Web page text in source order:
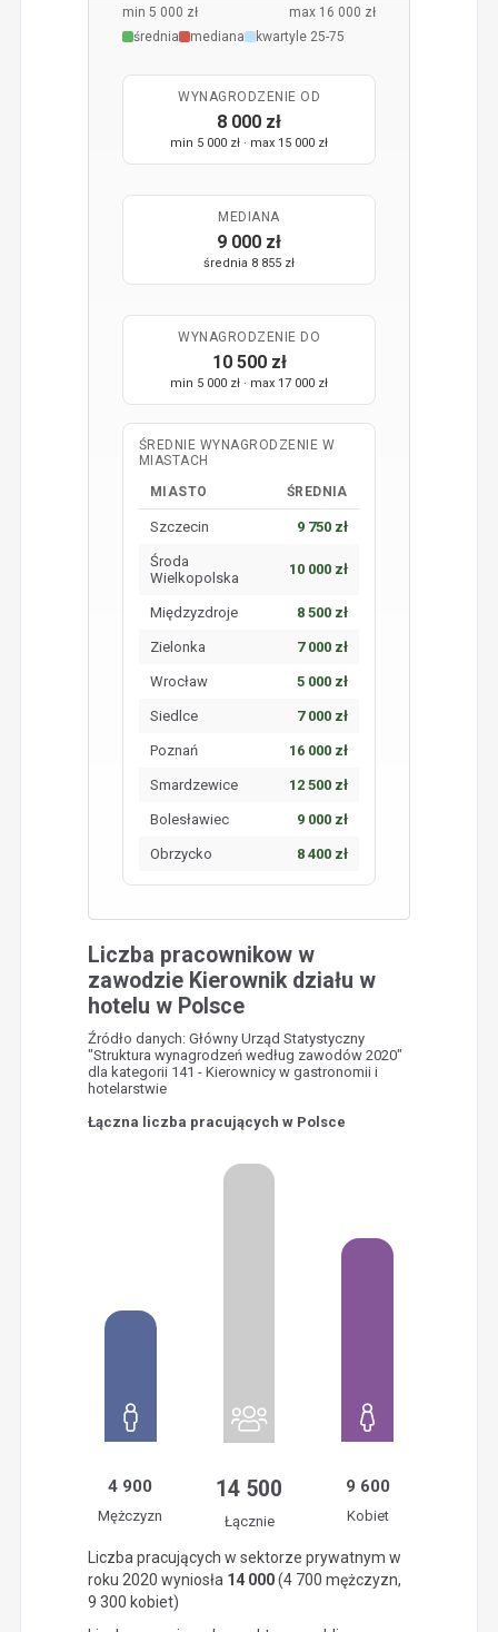
min 5 000 zł
max 16 000 zł
średnia
mediana kwartyle 25-75
WYNAGRODZENIE OD
8 000 zł
min 5 000 zł · max 15 000 zł
MEDIANA
9 000 zł
średnia 8 855 zł
WYNAGRODZENIE DO
10 500 zł
min 5 000 zł · max 17 000 zł
ŚREDNIE WYNAGRODZENIE W
MIASTACH
MIASTO
ŚREDNIA
Szczecin 9 750 zł
Środa
Wielkopolska
10 000 zł
Międzyzdroje 8 500 zł
Zielonka 7 000 zł
Wrocław 5 000 zł
Siedlce 7 000 zł
Poznań 16 000 zł
Smardzewice 12 500 zł
Bolesławiec 9 000 zł
Obrzycko 8 400 zł
Liczba pracownikow w
zawodzie Kierownik działu w
hotelu w Polsce
Źródło danych: Główny Urząd Statystyczny
"Struktura wynagrodzeń według zawodów 2020"
dla kategorii 141 - Kierownicy w gastronomii i
hotelarstwie
Łączna liczba pracujących w Polsce
4 900
Mężczyzn
14 500
Łącznie
9 600
Kobiet
Liczba pracujących w sektorze prywatnym w
roku 2020 wyniosła 14 000(4 700 mężczyzn,
9 300 kobiet)